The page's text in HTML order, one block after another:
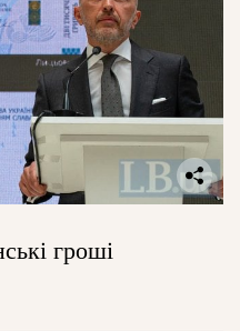
гроші